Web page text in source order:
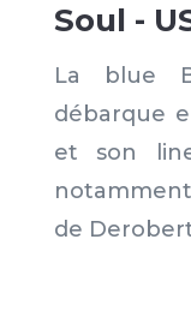
Soul -
La blue
débarque
et son
de